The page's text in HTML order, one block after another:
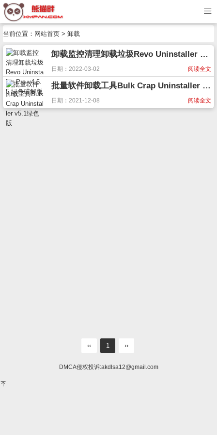
当前位置： 网站首页 > 卸载
卸载监控清理卸载垃圾Revo Uninstaller Pro v4.5.5 绿色破解版
阅读全文
日期：2022-03-02
批量软件卸载工具Bulk Crap Uninstaller v5.1绿色版
阅读全文
日期：2021-12-08
‹‹ 1 ››
DMCA侵权投诉:akdlsa12@gmail.com